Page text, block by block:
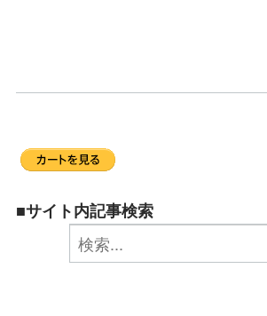
■サイト内記事検索